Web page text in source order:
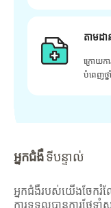
តាមដា
ក្រោយ​ក
បំពេញ​ថ្
អ្នកជំងឺទីបន្ទាល់
អ្នកជំងឺរបស់យើងចែក